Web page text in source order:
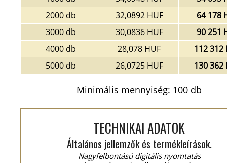
2000 db
32,0892 HUF
64 178
3000 db
30,0836 HUF
90 251
4000 db
28,078 HUF
112 312
5000 db
26,0725 HUF 130 362
Minimális mennyiség: 100 db
TECHNIKAI ADATOK
Általános jellemzők és termékleírások.
Nagyfelbontású digitális nyomtatás